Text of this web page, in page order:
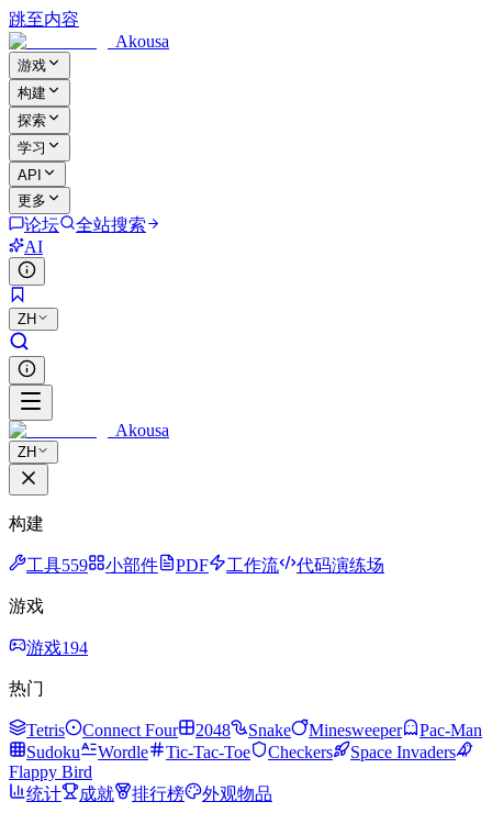
跳至内容
Akousa
游戏
构建
探索
学习
API
更多
论坛
全站搜索
AI
ZH
Akousa
ZH
构建
工具559 小部件 PDF 工作流 代码演练场
游戏
游戏194
热门
Tetris Connect Four 2048 Snake Minesweeper
Pac-Man
Sudoku
Wordle Tic-Tac-Toe Checkers
Space Invaders
Flappy Bird
统计
成就 排行榜 外观物品